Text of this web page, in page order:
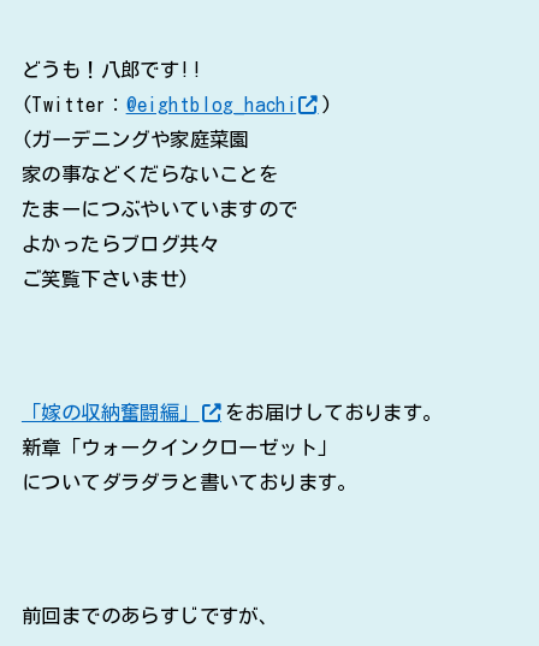
どうも！八郎です!!
(Twitter： @eightblog_hachi
)
(ガーデニングや家庭菜園
家の事などくだらないことを
たまーにつぶやいていますので
よかったらブログ共々
ご笑覧下さいませ)
「嫁の収納奮闘編」
をお届けしております。
新章「ウォークインクローゼット」
についてダラダラと書いております。
前回までのあらすじですが、